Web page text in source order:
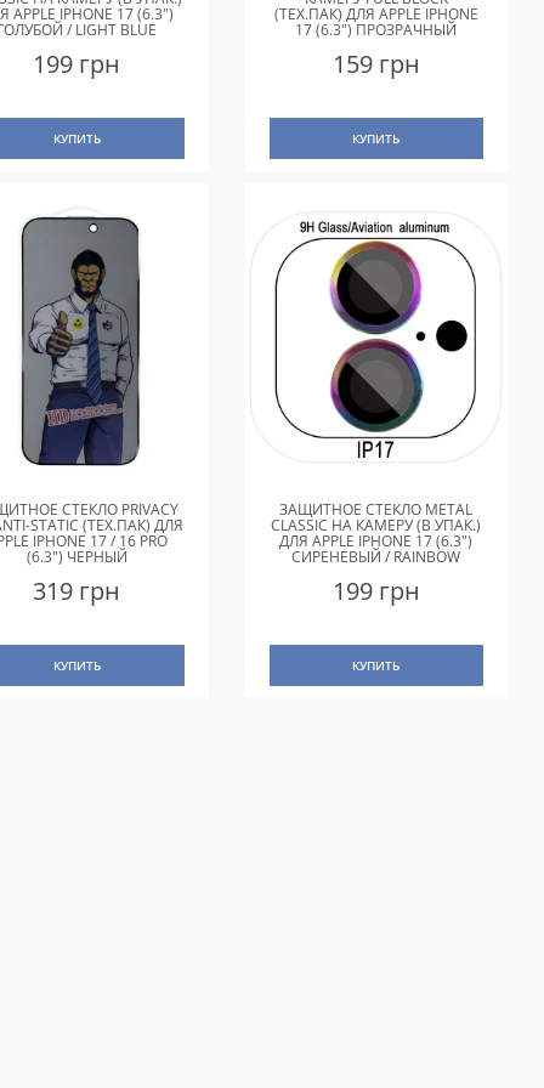
APPLE IPHONE 17 (6.3")
/ LIGHT BLUE
199 грн
КУПИТЬ
(ТЕХ.ПАК) ДЛЯ APPLE IPHONE
17 (6.3") ПРОЗРАЧНЫЙ
159 грн
КУПИТЬ
СТЕКЛО PRIVACY
STATIC (ТЕХ.ПАК) ДЛЯ
IPHONE 17 / 16 PRO
(6.3") ЧЕРНЫЙ
319 грн
КУПИТЬ
ЗАЩИТНОЕ СТЕКЛО METAL
CLASSIC НА КАМЕРУ (В УПАК.)
ДЛЯ APPLE IPHONE 17 (6.3")
СИРЕНЕВЫЙ / RAINBOW
199 грн
КУПИТЬ